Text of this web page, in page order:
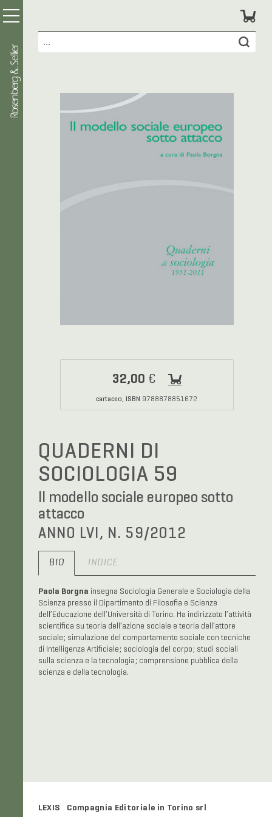
32,00 €
cartaceo,ISBN 9788878851672
QUADERNI DI
SOCIOLOGIA 59
Il modello sociale europeo sotto
attacco
ANNO LVI, N. 59/2012
BIO INDICE
Paola Borgna insegna Sociologia Generale e Sociologia della
Scienza presso il Dipartimento di Filosofia e Scienze
dell’Educazione dell’Università di Torino. Ha indirizzato l’attività
scientifica su teoria dell’azione sociale e teoria dell’attore
sociale; simulazione del comportamento sociale con tecniche
di Intelligenza Artificiale; sociologia del corpo; studi sociali
sulla scienza e la tecnologia; comprensione pubblica della
scienza e della tecnologia.
LEXIS Compagnia Editoriale in Torino srl